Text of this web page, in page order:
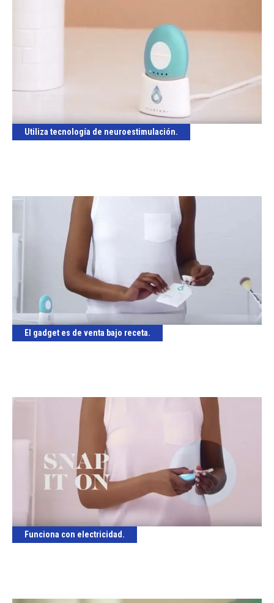
Utiliza tecnología de neuroestimulación.
El gadget es de venta bajo receta.
Funciona con electricidad.